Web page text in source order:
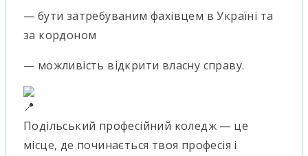
— бути затребуваним фахівцем в Україні та
за кордоном
— можливість відкрити власну справу.
Подільський професійний коледж — це
місце, де починається твоя професія і